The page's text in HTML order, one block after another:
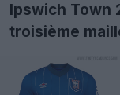
Ipswich Town
troisième